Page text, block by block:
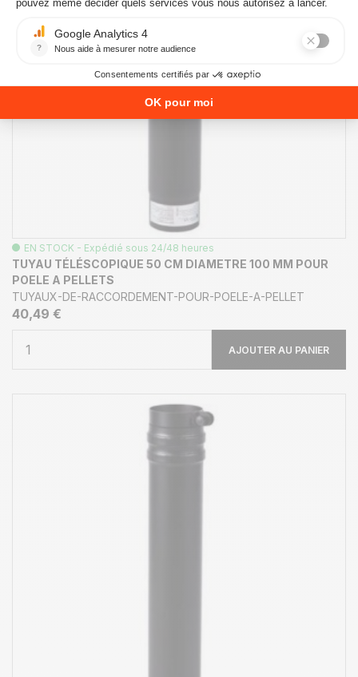
EN STOCK - Expédié sous 24/48 heures
TUYAU TÉLÉSCOPIQUE 50 CM DIAMETRE 100 MM POUR
POELE A PELLETS
TUYAUX-DE-RACCORDEMENT-POUR-POELE-A-PELLET
40,49 €
AJOUTER AU PANIER